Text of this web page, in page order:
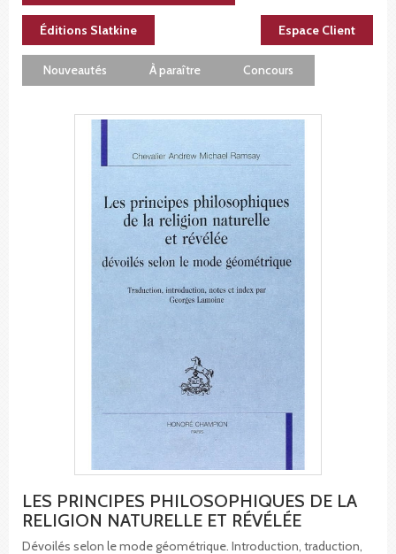
Éditions Slatkine Espace Client
Nouveautés À paraître Concours
LES PRINCIPES PHILOSOPHIQUES DE LA
RELIGION NATURELLE ET RÉVÉLÉE
Dévoilés selon le mode géométrique. Introduction, traduction,